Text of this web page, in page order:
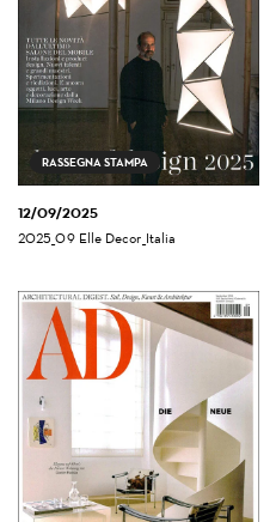
RASSEGNA STAMPA
12/09/2025
2025_09 Elle Decor_Italia